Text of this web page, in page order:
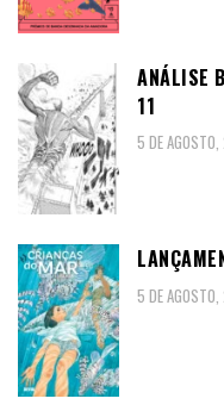
ANÁLISE
11
5 DE
5 DE